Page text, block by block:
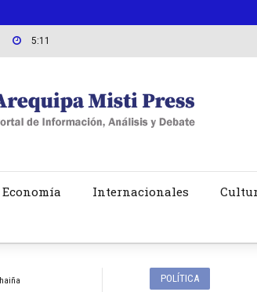
5:11
Economía Internacionales
POLÍTICA